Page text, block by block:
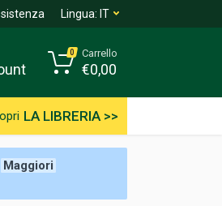
Lingua: IT
LA LIBRERIA >>
0 Carrello
€0,00
Maggiori